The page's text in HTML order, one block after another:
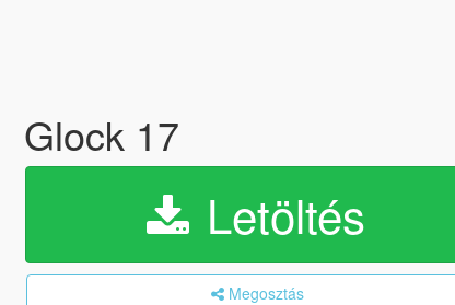
Glock 17
Letöltés
Megosztás